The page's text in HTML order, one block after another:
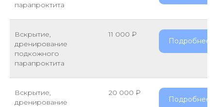
парапроктита
Вскрытие,
дренирование
подкожного
парапроктита
11 000 ₽
Подробнее
Вскрытие,
дренирование
20 000 ₽
Подробнее